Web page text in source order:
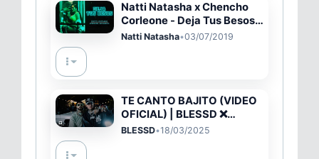
Natti Natasha x Chencho
Corleone - Deja Tus Besos
(Remix) ???? [Official
Natti Natasha•03/07/2019
TE CANTO BAJITO (VIDEO
OFICIAL) | BLESSD ❌
ANUEL AA ❌ SOG
BLESSD•18/03/2025